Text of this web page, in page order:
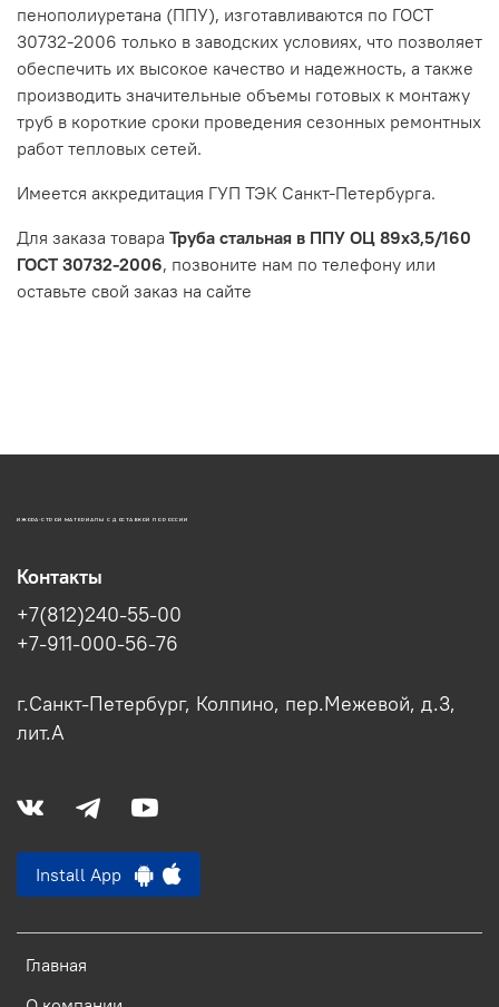
пенополиуретана (ППУ), изготавливаются по ГОСТ
30732-2006 только в заводских условиях, что позволяет
обеспечить их высокое качество и надежность, а также
производить значительные объемы готовых к монтажу
труб в короткие сроки проведения сезонных ремонтных
работ тепловых сетей.
Имеется аккредитация ГУП ТЭК Санкт-Петербурга.
Для заказа товара Труба стальная в ППУ ОЦ 89х3,5/160
ГОСТ 30732-2006, позвоните нам по телефону или
оставьте свой заказ на сайте
ИЖОРА-СТРОЙ МАТЕРИАЛЫ С ДОСТАВКОЙ ПО РОССИИ
Главная
Контакты
+7(812)240-55-00
+7-911-000-56-76
г.Санкт-Петербург, Колпино, пер.Межевой, д.3,
лит.А
Install App